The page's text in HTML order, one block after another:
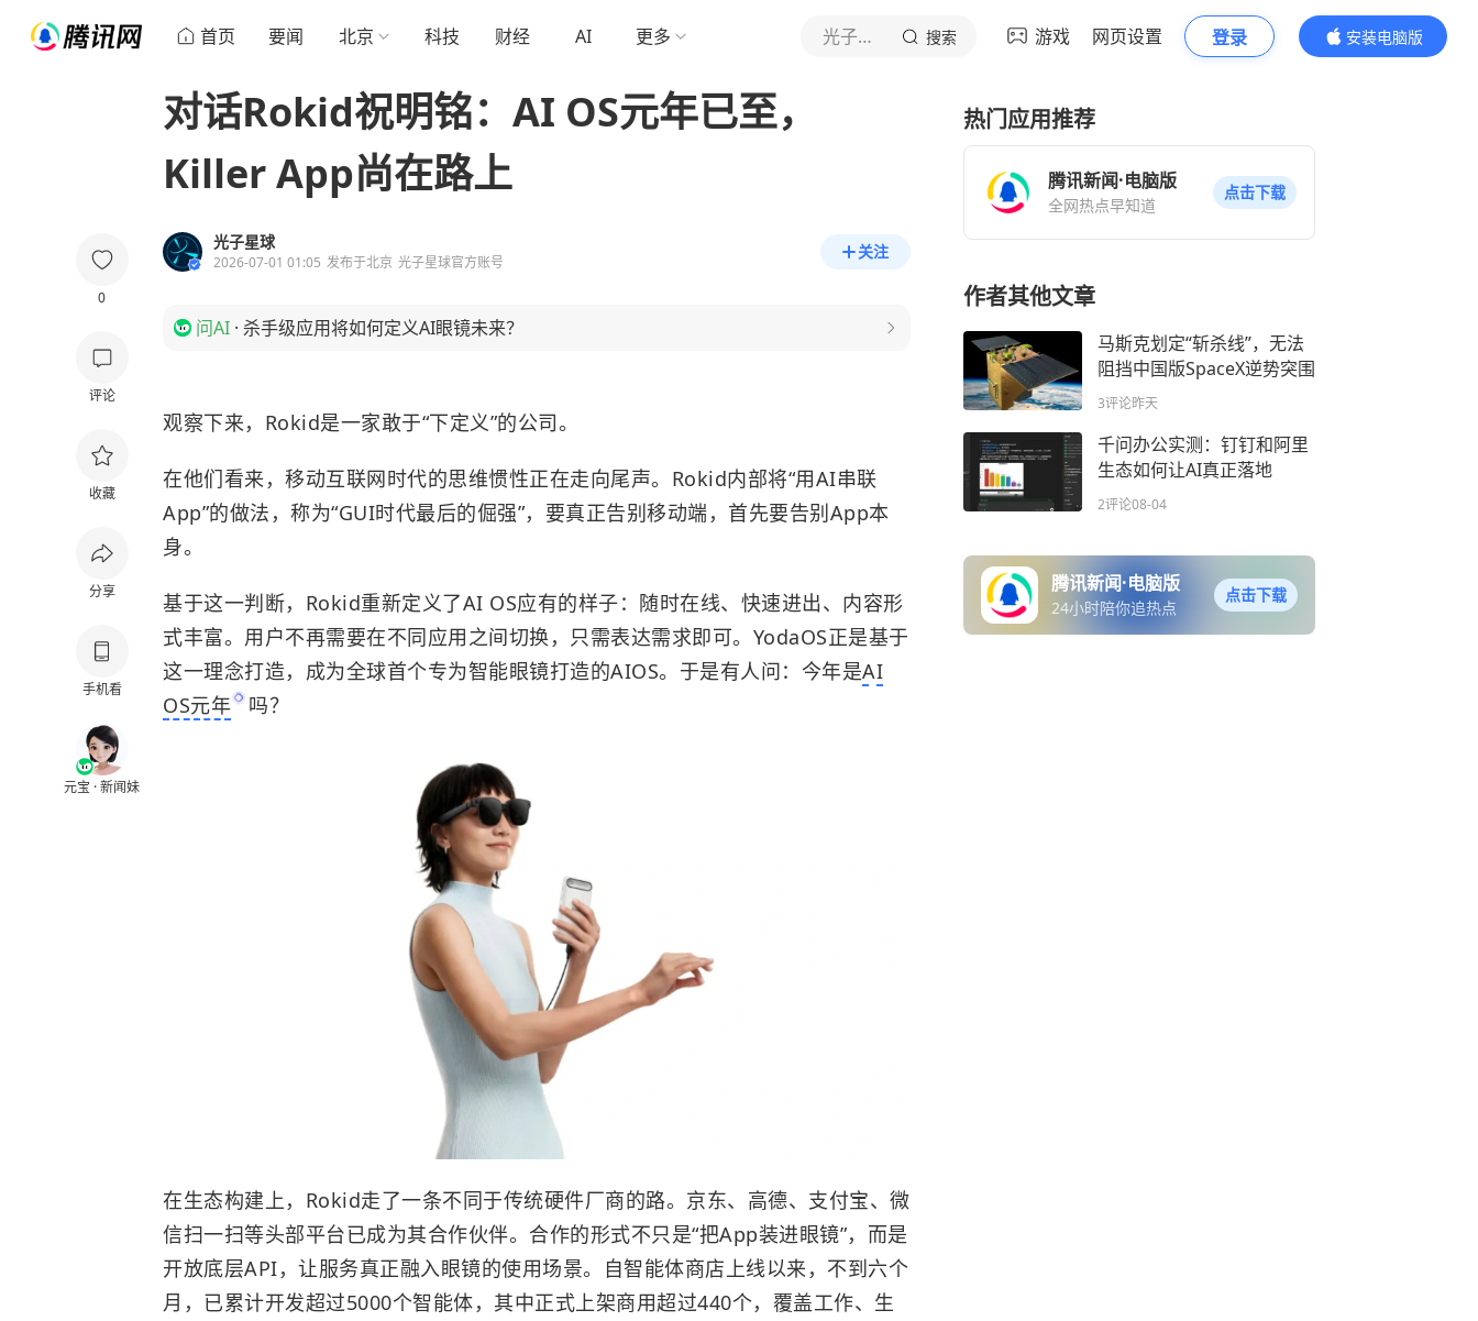
首页 要闻 北京 科技 财经 AI 更多 光子星球 搜索 游戏 网页设置 登录
安装电脑版
内容更精彩
0
评论
收藏
分享
手机看
元宝 · 新闻妹
对话Rokid祝明铭：AI OS元年已至，
Killer App尚在路上
光子星球
2026-07-01 01:05 发布于北京 光子星球官方账号
关注
问AI · 杀手级应用将如何定义AI眼镜未来？
观察下来，Rokid是一家敢于“下定义”的公司。
在他们看来，移动互联网时代的思维惯性正在走向尾声。Rokid内部将“用AI串联
App”的做法，称为“GUI时代最后的倔强”，要真正告别移动端，首先要告别App本
身。
基于这一判断，Rokid重新定义了AI OS应有的样子：随时在线、快速进出、内容形
式丰富。用户不再需要在不同应用之间切换，只需表达需求即可。YodaOS正是基于
这一理念打造，成为全球首个专为智能眼镜打造的AIOS。于是有人问：今年是AI
OS元年
吗？
在生态构建上，Rokid走了一条不同于传统硬件厂商的路。京东、高德、支付宝、微
信扫一扫等头部平台已成为其合作伙伴。合作的形式不只是“把App装进眼镜”，而是
开放底层API，让服务真正融入眼镜的使用场景。自智能体商店上线以来，不到六个
月，已累计开发超过5000个智能体，其中正式上架商用超过440个，覆盖工作、生
热门应用推荐
腾讯新闻·电脑版
全网热点早知道
点击下载
作者其他文章
马斯克划定“斩杀线”，无法
阻挡中国版SpaceX逆势突围
3评论昨天
千问办公实测：钉钉和阿里
生态如何让AI真正落地
2评论08-04
腾讯新闻·电脑版
24小时陪你追热点
点击下载